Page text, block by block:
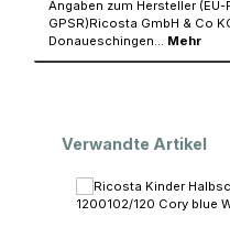
Angaben zum Hersteller
GPSR)Ricosta GmbH & Co
Donaueschingen… Mehr
Produktgalerie überspringen
Verwandte Artikel